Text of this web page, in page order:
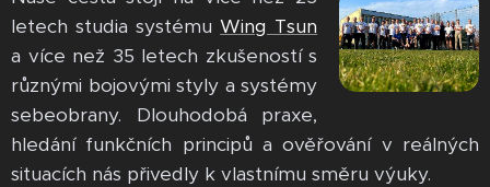
letech studia systémuWing Tsun
a více než 35 letech zkušeností s
různými bojovými styly a systémy
sebeobrany. Dlouhodobá praxe,
hledání funkčních principů a ověřování v reálných
situacích nás přivedly k vlastnímu směru výuky.